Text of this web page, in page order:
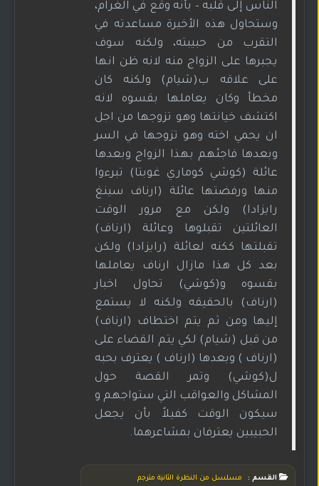
الناس إلى قلبه – بأنه وقع في الغرام،
وستحاول هذه الأخيرة مساعدته في
التقرب من حبيبته، ولكنه سوف
يجبرها على الزواج منه لانه ظن انها
على علاقه ب(شيام) ولكنه كان
مخطأ وكان يعاملها بقسوه لانه
اكتشف خيانتها وهو تزوجها من اجل
ان يحمي اخته وهو تزوجها في السر
وبعدها فاجئهم بهذا الزواج وبعدها
عائلة (كوشي كوماري غوبتا) تبرءوا
منها ورفضتها عائلة (ارناف سينغ
رايزادا) ولكن مع مرور الوقت
العائلتين تقبلوها وعائلة (ارناف)
تقبلتها ككنه لعائلة (رايزادا) ولكن
بعد كل هذا مازال ارناف يعاملها
بقسوه و(كوشي) تحاول اخبار
(ارناف) بالحقيقه ولكنه لا يستمع
إليها ومن ثم يتم اختطاف (ارناف)
من قبل (شيام) لكي يتم القضاء على
(ارناف ) وبعدها (ارناف ) يعترف بحبه
ل(كوشي) وتمر القصة حول
المشاكل والعواقب التي ستواجهم و
سيكون الوقت كفيلاً بأن يجعل
الحبيبين يعترفان بمشاعرهما.
القسم : مسلسل من النظرة الثانية مترجم